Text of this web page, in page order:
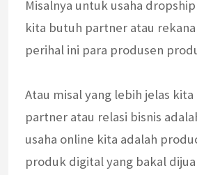
Misalnya untuk usaha
kita butuh partner atau
perihal ini para produsen
Atau misal yang lebih jelas
partner atau relasi bisnis
usaha online kita adalah
produk digital yang bakal